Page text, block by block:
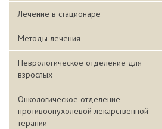
Лечение в стационаре
Методы лечения
Неврологическое отделение для
взрослых
Онкологическое отделение
противоопухолевой лекарственной
терапии